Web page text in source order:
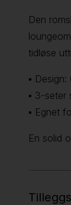
Den
tidløse
▪
▪ 3-seter
▪ Egnet
En solid